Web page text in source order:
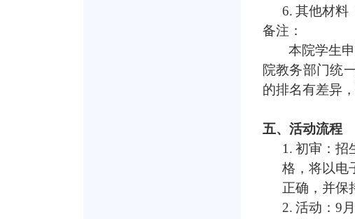
6. 其他材料
备注：
本院学生
院教务部门统
的排名有差异
五、活动流程
1. 初审：招
格，将以电
正确，并保
2. 活动： 9月